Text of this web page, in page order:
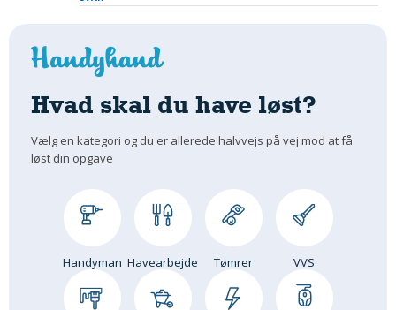
Hvad skal du have løst?
Vælg en kategori og du er allerede halvvejs på vej mod at få
løst din opgave
Handyman Havearbejde Tømrer VVS